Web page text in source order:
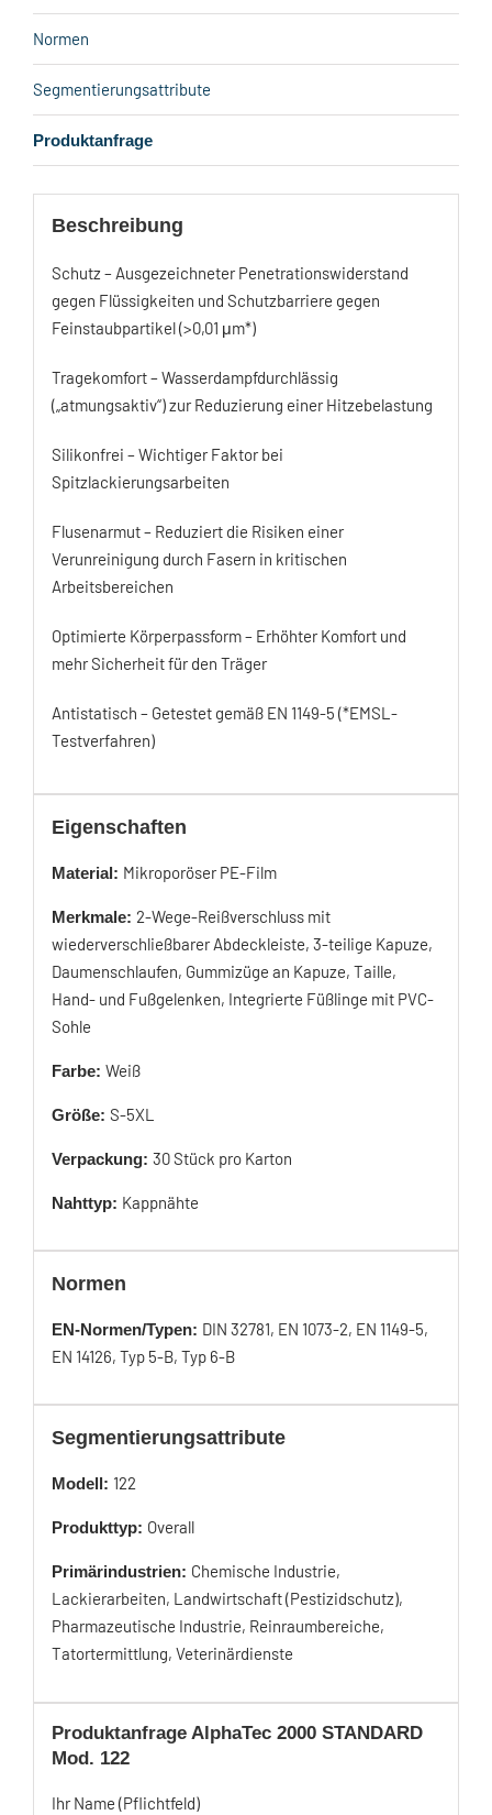
Normen
Segmentierungsattribute
Produktanfrage
Beschreibung
Schutz – Ausgezeichneter Penetrationswiderstand
gegen Flüssigkeiten und Schutzbarriere gegen
Feinstaubpartikel (>0,01 μm*)
Tragekomfort – Wasserdampfdurchlässig
(„atmungsaktiv“) zur Reduzierung einer Hitzebelastung
Silikonfrei – Wichtiger Faktor bei
Spitzlackierungsarbeiten
Flusenarmut – Reduziert die Risiken einer
Verunreinigung durch Fasern in kritischen
Arbeitsbereichen
Optimierte Körperpassform – Erhöhter Komfort und
mehr Sicherheit für den Träger
Antistatisch – Getestet gemäß EN 1149-5 (*EMSL-
Testverfahren)
Eigenschaften
Material: Mikroporöser PE-Film
Merkmale: 2-Wege-Reißverschluss mit
wiederverschließbarer Abdeckleiste, 3-teilige Kapuze,
Daumenschlaufen, Gummizüge an Kapuze, Taille,
Hand- und Fußgelenken, Integrierte Füßlinge mit PVC-
Sohle
Farbe: Weiß
Größe: S-5XL
Verpackung: 30 Stück pro Karton
Nahttyp: Kappnähte
Normen
EN-Normen/Typen: DIN 32781, EN 1073-2, EN 1149-5,
EN 14126, Typ 5-B, Typ 6-B
Segmentierungsattribute
Modell: 122
Produkttyp: Overall
Primärindustrien: Chemische Industrie,
Lackierarbeiten, Landwirtschaft (Pestizidschutz),
Pharmazeutische Industrie, Reinraumbereiche,
Tatortermittlung, Veterinärdienste
Produktanfrage AlphaTec 2000 STANDARD
Mod. 122
Ihr Name (Pflichtfeld)